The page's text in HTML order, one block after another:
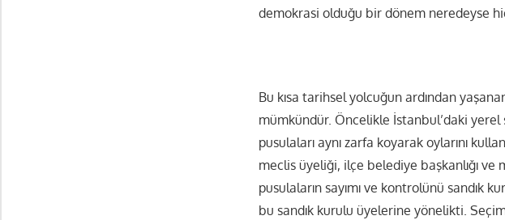
demokrasi olduğu bir dönem neredeyse
Bu kısa tarihsel yolcuğun ardından
mümkündür. Öncelikle İstanbul’daki
pusulaları aynı zarfa koyarak oylarını
meclis üyeliği, ilçe belediye başkanlığı ve
pusulaların sayımı ve kontrolünü sandık
bu sandık kurulu üyelerine yönelikti.